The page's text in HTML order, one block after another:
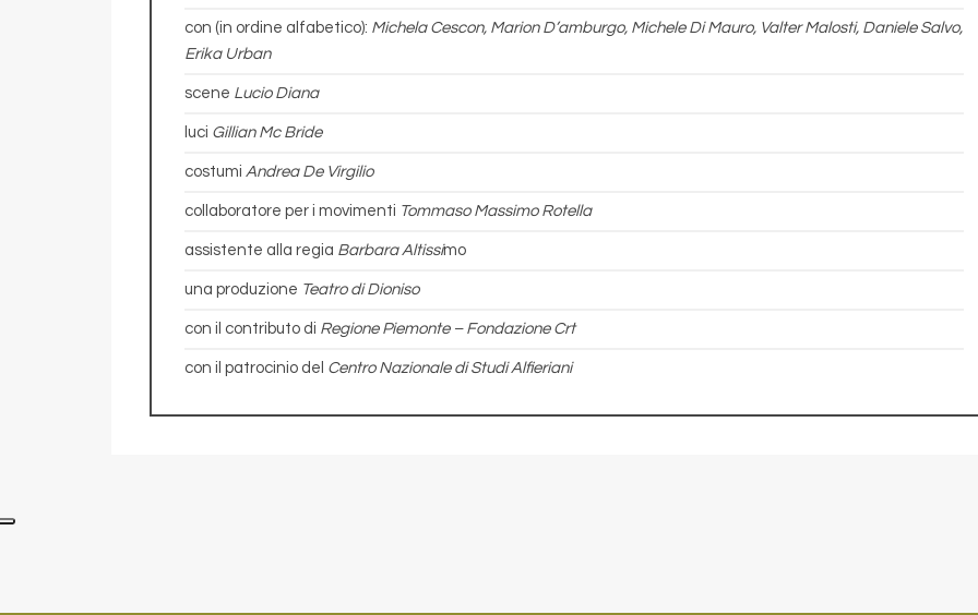
con (in ordine alfabetico): Michela Cescon, Marion D’amburgo, Michele Di Mauro, Valter Malosti, Daniele Salvo,
Erika Urban
scene Lucio Diana
luci Gillian Mc Bride
costumi Andrea De Virgilio
collaboratore per i movimenti Tommaso Massimo Rotella
assistente alla regia Barbara Altissimo
una produzione Teatro di Dioniso
con il contributo di Regione Piemonte – Fondazione Crt
con il patrocinio del Centro Nazionale di Studi Alfieriani